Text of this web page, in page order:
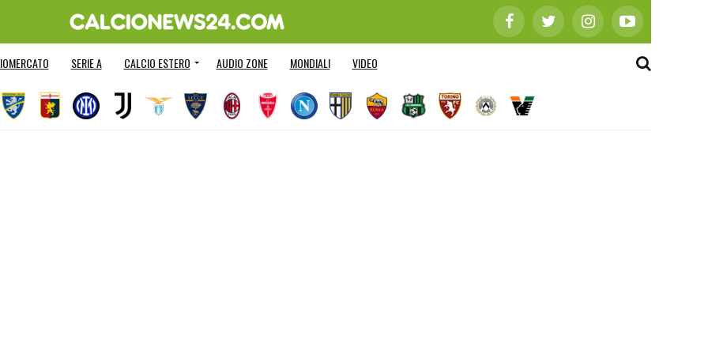
SERIE A CALCIO ESTERO AUDIO ZONE MONDIALI VIDEO